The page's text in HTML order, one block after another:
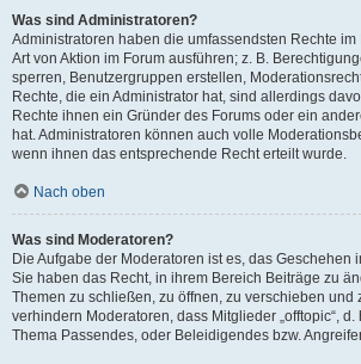
Was sind Administratoren?
Administratoren haben die umfassendsten Rechte
Art von Aktion im Forum ausführen; z. B.
sperren, Benutzergruppen erstellen,
Rechte, die ein Administrator hat, sind allerdings
Rechte ihnen ein Gründer des Forums oder ein
hat. Administratoren können auch volle
wenn ihnen das entsprechende Recht erteilt wurde.
Nach oben
Was sind Moderatoren?
Die Aufgabe der Moderatoren ist es, das Geschehen
Sie haben das Recht, in ihrem Bereich Beiträge zu
Themen zu schließen, zu öffnen, zu verschieben und
verhindern Moderatoren, dass Mitglieder „offtopic“, d.
Thema Passendes, oder Beleidigendes bzw.